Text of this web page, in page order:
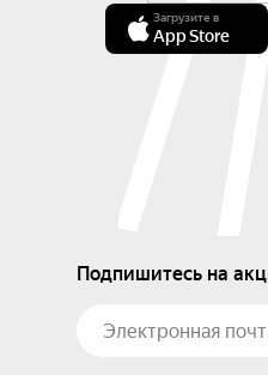
Загрузите в
App Store
Подпишитесь на